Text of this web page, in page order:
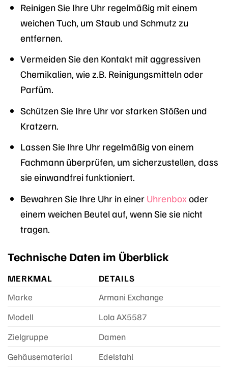
Reinigen Sie Ihre Uhr regelmäßig mit einem
weichen Tuch, um Staub und Schmutz zu
entfernen.
Vermeiden Sie den Kontakt mit aggressiven
Chemikalien, wie z.B. Reinigungsmitteln oder
Parfüm.
Schützen Sie Ihre Uhr vor starken Stößen und
Kratzern.
Lassen Sie Ihre Uhr regelmäßig von einem
Fachmann überprüfen, um sicherzustellen, dass
sie einwandfrei funktioniert.
Bewahren Sie Ihre Uhr in einer Uhrenbox oder
einem weichen Beutel auf, wenn Sie sie nicht
tragen.
Technische Daten im Überblick
MERKMAL
DETAILS
Marke
Armani Exchange
Modell
Lola AX5587
Zielgruppe
Damen
Gehäusematerial
Edelstahl